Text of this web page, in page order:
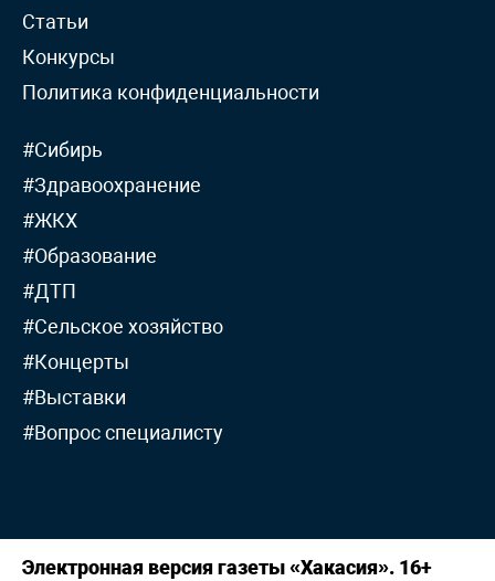
Статьи
Конкурсы
Политика конфиденциальности
#Сибирь
#Здравоохранение
#ЖКХ
#Образование
#ДТП
#Сельское хозяйство
#Концерты
#Выставки
#Вопрос специалисту
Электронная версия газеты «Хакасия». 16+